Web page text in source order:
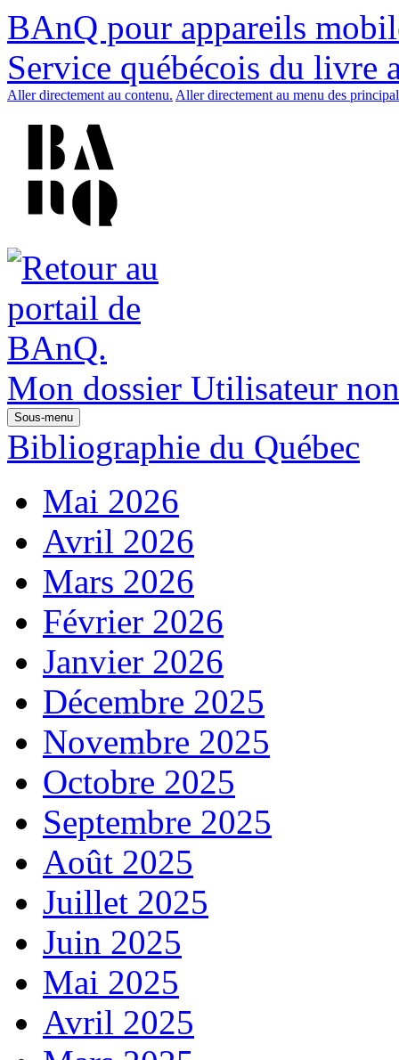
BAnQ pour appareils
Service québécois du livre
Aller directement au contenu. Aller directement au menu des
Mon dossier Utilisateur
Sous-menu
Bibliographie du Québec
Mai 2026
Avril 2026
Mars 2026
Février 2026
Janvier 2026
Décembre 2025
Novembre 2025
Octobre 2025
Septembre 2025
Août 2025
Juillet 2025
Juin 2025
Mai 2025
Avril 2025